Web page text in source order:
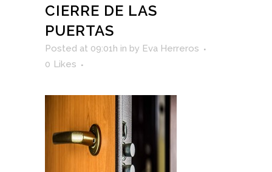
CIERRE DE LAS
PUERTAS
Posted at 09:01h in by Eva Herreros
0 Likes